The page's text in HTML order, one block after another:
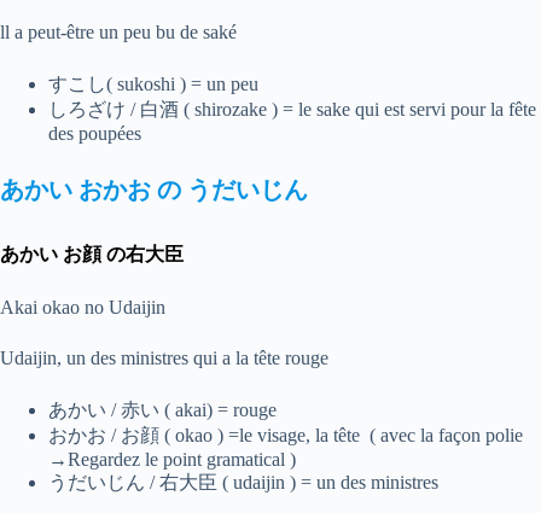
ll a peut-être un peu bu de saké
すこし( sukoshi ) = un peu
しろざけ / 白酒 ( shirozake ) = le sake qui est servi pour la fête
des poupées
あかい おかお の うだいじん
あかい お顔 の右大臣
Akai okao no Udaijin
Udaijin, un des ministres qui a la tête rouge
あかい / 赤い ( akai) = rouge
おかお / お顔 ( okao ) =le visage, la tête ( avec la façon polie
→Regardez le point gramatical )
うだいじん / 右大臣 ( udaijin ) = un des ministres